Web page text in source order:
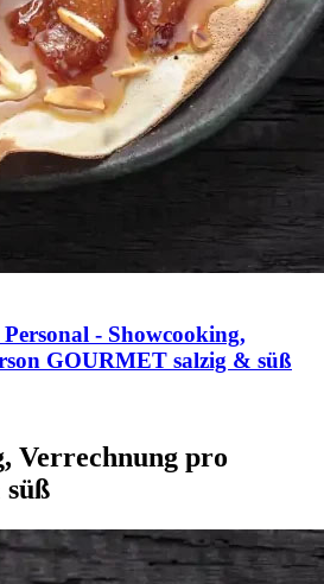
- Showcooking,
GOURMET salzig & süß
Verrechnung pro